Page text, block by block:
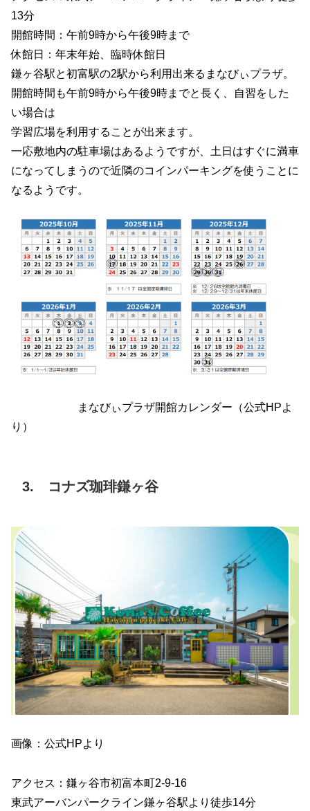
13分
開館時間：午前9時から午後9時まで
休館日：年末年始、臨時休館日
鎌ヶ谷駅と初富駅の2駅から利用出来るまなびぃプラザ。
開館時間も午前9時から午後9時までと長く、自習をした
い場合は
学習広場を利用することが出来ます。
一応敷地内の駐車場はあるようですが、土日はすぐに満車
になってしまうので近隣のコインパーキングを使うことに
なるようです。
まなびぃプラザ開館カレンダー（公式HPよ
り）
3. コナズ珈琲鎌ヶ谷
画像：公式HPより
アクセス：鎌ヶ谷市初富本町2-9-16
東武アーバンパークライン鎌ヶ谷駅より徒歩14分